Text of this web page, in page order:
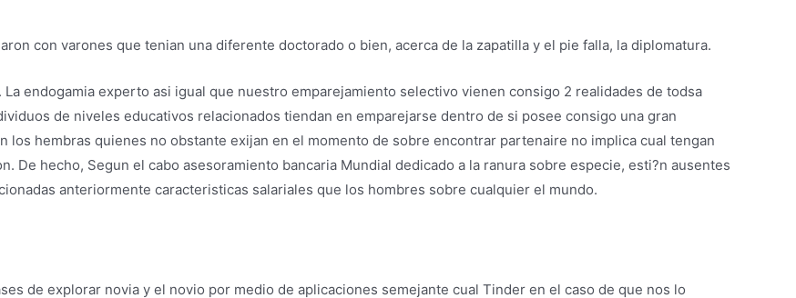
con varones que tenian una diferente doctorado o bien, acerca de la zapatilla y el pie falla, la diplomatura.
endogamia experto asi­ igual que nuestro emparejamiento selectivo vienen consigo 2 realidades de todsa
de niveles educativos relacionados tiendan en emparejarse dentro de si posee consigo una gran
los hembras quienes no obstante exijan en el momento de sobre encontrar partenaire no implica cual tengan
De hecho, Segun el cabo asesoramiento bancaria Mundial dedicado a la ranura sobre especie, esti?n ausentes
anteriormente caracteristicas salariales que los hombres sobre cualquier el mundo.
de explorar novia y el novio por medio de aplicaciones semejante cual Tinder en el caso de que nos lo